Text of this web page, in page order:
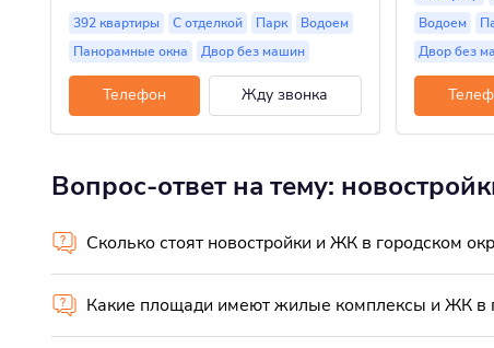
392 квартиры С отделкой Парк
Водоем
Панорамные окна
Двор без машин
Телефон Жду звонка
Водоем
Двор без
Вопрос-ответ на тему:
Сколько стоят новостройки и ЖК в городском
Какие площади имеют жилые комплексы и ЖК в